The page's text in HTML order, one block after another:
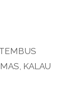
KALAU